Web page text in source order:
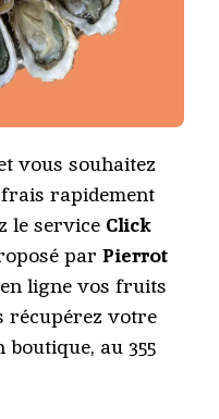
vous souhaitez
rapidement
le service Click
par Pierrot
ligne vos fruits
récupérez votre
boutique, au 355